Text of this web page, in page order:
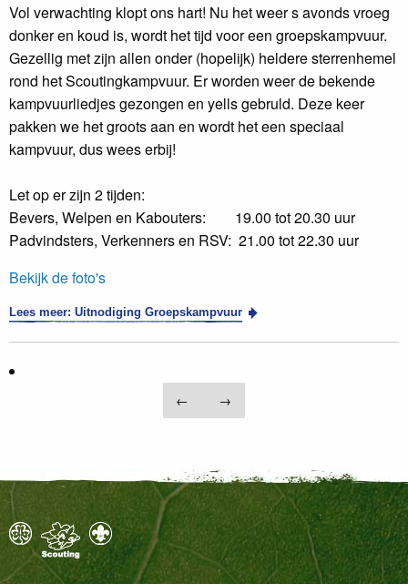
Vol verwachting klopt ons hart! Nu het weer s avonds vroeg
donker en koud is, wordt het tijd voor een groepskampvuur.
Gezellig met zijn allen onder (hopelijk) heldere sterrenhemel
rond het Scoutingkampvuur. Er worden weer de bekende
kampvuurliedjes gezongen en yells gebruld. Deze keer
pakken we het groots aan en wordt het een speciaal
kampvuur, dus wees erbij!
Let op er zijn 2 tijden:
Bevers, Welpen en Kabouters: 19.00 tot 20.30 uur
Padvindsters, Verkenners en RSV: 21.00 tot 22.30 uur
Bekijk de foto's
Lees meer: Uitnodiging Groepskampvuur
← →